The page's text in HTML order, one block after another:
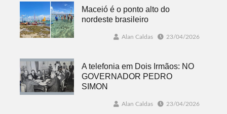
Maceió é o ponto alto do
nordeste brasileiro
Alan Caldas 23/04/2026
A telefonia em Dois Irmãos: NO
GOVERNADOR PEDRO
SIMON
Alan Caldas 23/04/2026